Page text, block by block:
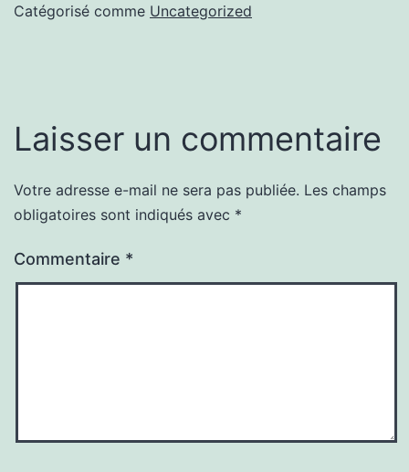
Catégorisé comme Uncategorized
Laisser un commentaire
Votre adresse e-mail ne sera pas publiée. Les champs
obligatoires sont indiqués avec *
Commentaire *